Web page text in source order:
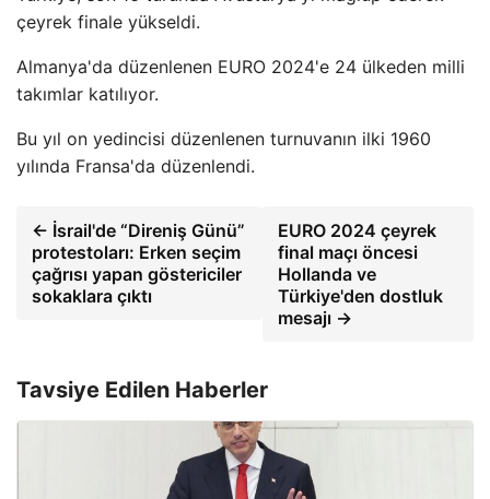
çeyrek finale yükseldi.
Almanya'da düzenlenen EURO 2024'e 24 ülkeden milli
takımlar katılıyor.
Bu yıl on yedincisi düzenlenen turnuvanın ilki 1960
yılında Fransa'da düzenlendi.
← İsrail'de “Direniş Günü”
protestoları: Erken seçim
çağrısı yapan göstericiler
sokaklara çıktı
EURO 2024 çeyrek
final maçı öncesi
Hollanda ve
Türkiye'den dostluk
mesajı →
Tavsiye Edilen Haberler